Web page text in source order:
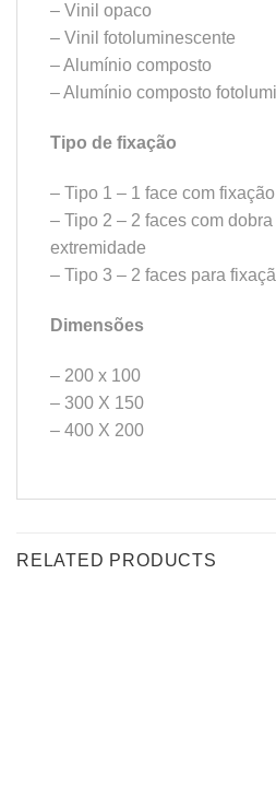
– Vinil opaco
– Vinil fotoluminescente
– Alumínio composto
– Alumínio composto
Tipo de fixação
– Tipo 1 – 1 face com
– Tipo 2 – 2 faces com dobra
extremidade
– Tipo 3 – 2 faces para
Dimensões
– 200 x 100
– 300 X 150
– 400 X 200
RELATED PRODUCTS